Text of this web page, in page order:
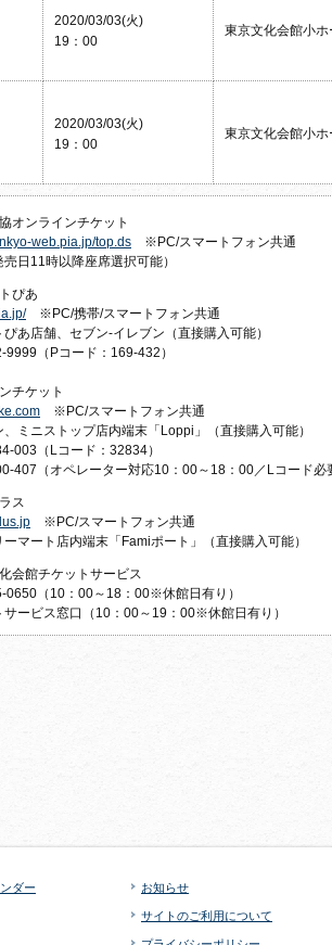
2020/03/03(火)
19：00
東京文化会館小ホ
2020/03/03(火)
19：00
東京文化会館小ホ
オンラインチケット
web.pia.jp/top.ds ※PC/スマートフォン共通
売日11時以降座席選択可能）
ぴあ
※PC/携帯/スマートフォン共通
あ店舗、セブン-イレブン（直接購入可能）
9999（Pコード：169-432）
チケット
※PC/スマートフォン共通
、ミニストップ店内端末「Loppi」（直接購入可能）
003（Lコード：32834）
407（オペレーター対応10：00～18：00／Lコード必
ス
※PC/スマートフォン共通
ーマート店内端末「Famiポート」（直接購入可能）
会館チケットサービス
0650（10：00～18：00※休館日有り）
サービス窓口（10：00～19：00※休館日有り）
ダー お知らせ
サイトのご利用について